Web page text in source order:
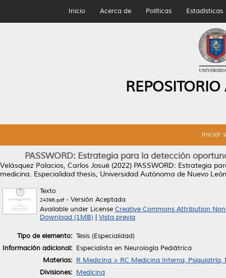
Inicio Acerca de Políticas Estadísticas
Iniciar
PASSWORD: Estrategia para la detección
Velásquez Palacios, Carlos Josué (2022) PASSWORD: Estrategia
medicina. Especialidad thesis, Universidad Autónoma de Nuevo
Texto
24396.pdf- Versión Aceptada
Available under License Creative Commons Attribution
Download (1MB)
Vista previa
Tipo de elemento: Tesis (Especialidad)
Información adicional: Especialista en Neurología Pediátrica
Materias: R Medicina > RC Medicina Interna, Psiquiatría,
Divisiones: Medicina